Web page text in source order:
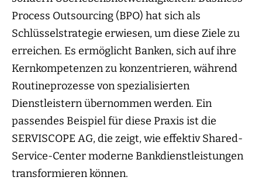
Process Outsourcing (BPO) hat sich als
Schlüsselstrategie erwiesen, um diese Ziele zu
erreichen. Es ermöglicht Banken, sich auf ihre
Kernkompetenzen zu konzentrieren, während
Routineprozesse von spezialisierten
Dienstleistern übernommen werden. Ein
passendes Beispiel für diese Praxis ist die
SERVISCOPE AG, die zeigt, wie effektiv Shared-
Service-Center moderne Bankdienstleistungen
transformieren können.